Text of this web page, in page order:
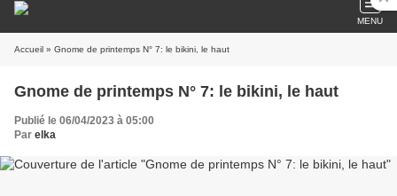
MENU
Accueil » Gnome de printemps N° 7: le bikini, le haut
Gnome de printemps N° 7: le bikini, le haut
Publié le 06/04/2023 à 05:00
Par elka